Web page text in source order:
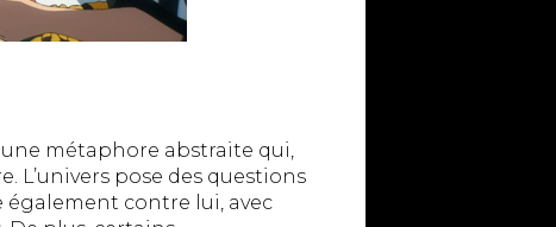
une métaphore abstraite qui,
L’univers pose des questions
également contre lui, avec